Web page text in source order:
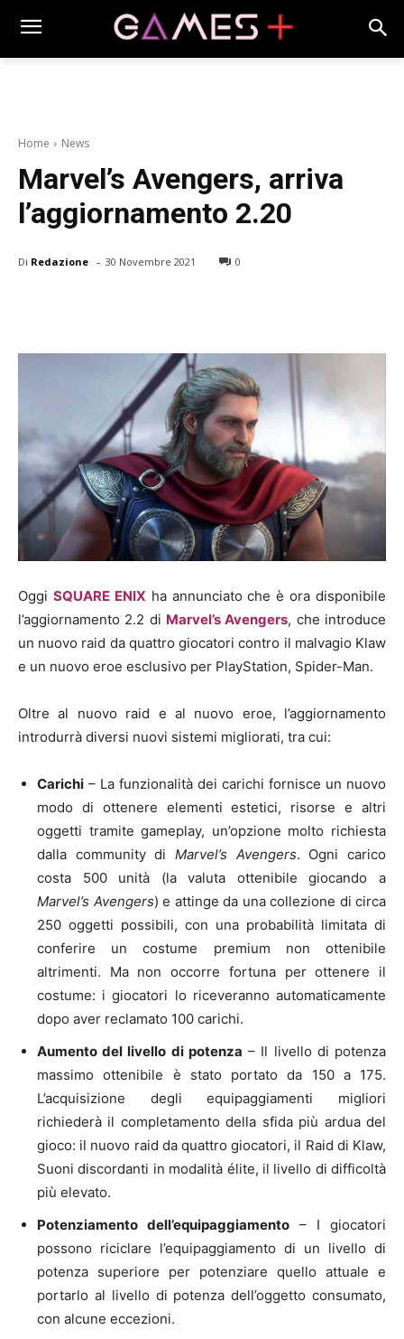
Home News
Marvel’s Avengers, arriva
l’aggiornamento 2.20
Di Redazione - 30 Novembre 2021 0
Oggi SQUARE ENIX ha annunciato che è ora disponibile
l’aggiornamento 2.2 di Marvel’s Avengers, che introduce
un nuovo raid da quattro giocatori contro il malvagio Klaw
e un nuovo eroe esclusivo per PlayStation, Spider-Man.
Oltre al nuovo raid e al nuovo eroe, l’aggiornamento
introdurrà diversi nuovi sistemi migliorati, tra cui:
Carichi – La funzionalità dei carichi fornisce un nuovo
modo di ottenere elementi estetici, risorse e altri
oggetti tramite gameplay, un’opzione molto richiesta
dalla community di Marvel’s Avengers. Ogni carico
costa 500 unità (la valuta ottenibile giocando a
Marvel’s Avengers) e attinge da una collezione di circa
250 oggetti possibili, con una probabilità limitata di
conferire un costume premium non ottenibile
altrimenti. Ma non occorre fortuna per ottenere il
costume: i giocatori lo riceveranno automaticamente
dopo aver reclamato 100 carichi.
Aumento del livello di potenza – Il livello di potenza
massimo ottenibile è stato portato da 150 a 175.
L’acquisizione degli equipaggiamenti migliori
richiederà il completamento della sfida più ardua del
gioco: il nuovo raid da quattro giocatori, il Raid di Klaw,
Suoni discordanti in modalità élite, il livello di difficoltà
più elevato.
Potenziamento dell’equipaggiamento – I giocatori
possono riciclare l’equipaggiamento di un livello di
potenza superiore per potenziare quello attuale e
portarlo al livello di potenza dell’oggetto consumato,
con alcune eccezioni.